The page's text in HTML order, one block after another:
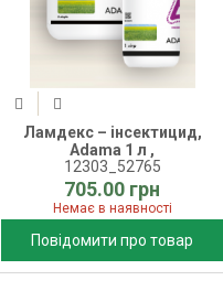
Ламдекс – інсектицид,
Adama 1 л ,
12303_52765
705.00 грн
Немає в наявності
Повідомити про товар